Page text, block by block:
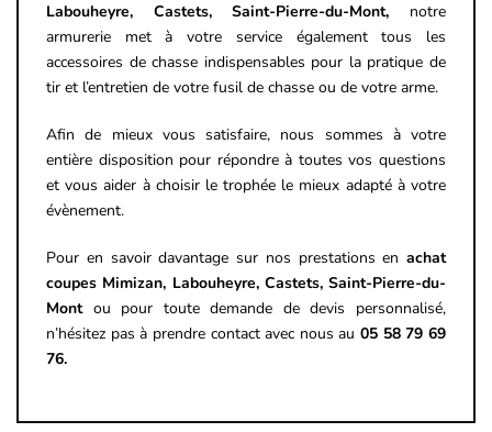
Labouheyre, Castets, Saint-Pierre-du-Mont, notre
armurerie met à votre service également tous les
accessoires de chasse indispensables pour la pratique de
tir et l’entretien de votre fusil de chasse ou de votre arme.
Afin de mieux vous satisfaire, nous sommes à votre
entière disposition pour répondre à toutes vos questions
et vous aider à choisir le trophée le mieux adapté à votre
évènement.
Pour en savoir davantage sur nos prestations en achat
coupes Mimizan, Labouheyre, Castets, Saint-Pierre-du-
Mont ou pour toute demande de devis personnalisé,
n’hésitez pas à prendre contact avec nous au05 58 79 69
76.